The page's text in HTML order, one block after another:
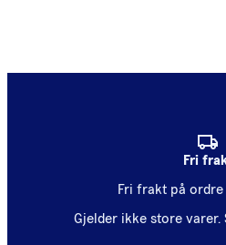
Fri
Fri frakt på
Gjelder ikke store varer.